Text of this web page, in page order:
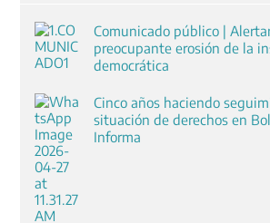
Comunicado público |
preocupante erosión de la
democrática
Cinco años haciendo
situación de derechos en
Informa